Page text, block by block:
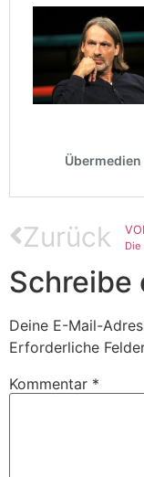
Zurück
Schreibe
Deine E-Mail-
Erforderliche
Kommentar *